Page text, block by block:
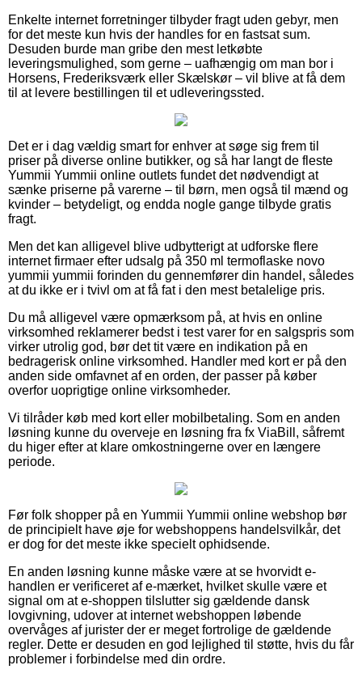
Enkelte internet forretninger tilbyder fragt uden gebyr, men
for det meste kun hvis der handles for en fastsat sum.
Desuden burde man gribe den mest letkøbte
leveringsmulighed, som gerne – uafhængig om man bor i
Horsens, Frederiksværk eller Skælskør – vil blive at få dem
til at levere bestillingen til et udleveringssted.
Det er i dag vældig smart for enhver at søge sig frem til
priser på diverse online butikker, og så har langt de fleste
Yummii Yummii online outlets fundet det nødvendigt at
sænke priserne på varerne – til børn, men også til mænd og
kvinder – betydeligt, og endda nogle gange tilbyde gratis
fragt.
Men det kan alligevel blive udbytterigt at udforske flere
internet firmaer efter udsalg på 350 ml termoflaske novo
yummii yummii forinden du gennemfører din handel, således
at du ikke er i tvivl om at få fat i den mest betalelige pris.
Du må alligevel være opmærksom på, at hvis en online
virksomhed reklamerer bedst i test varer for en salgspris som
virker utrolig god, bør det tit være en indikation på en
bedragerisk online virksomhed. Handler med kort er på den
anden side omfavnet af en orden, der passer på køber
overfor uoprigtige online virksomheder.
Vi tilråder køb med kort eller mobilbetaling. Som en anden
løsning kunne du overveje en løsning fra fx ViaBill, såfremt
du higer efter at klare omkostningerne over en længere
periode.
Før folk shopper på en Yummii Yummii online webshop bør
de principielt have øje for webshoppens handelsvilkår, det
er dog for det meste ikke specielt ophidsende.
En anden løsning kunne måske være at se hvorvidt e-
handlen er verificeret af e-mærket, hvilket skulle være et
signal om at e-shoppen tilslutter sig gældende dansk
lovgivning, udover at internet webshoppen løbende
overvåges af jurister der er meget fortrolige de gældende
regler. Dette er desuden en god lejlighed til støtte, hvis du får
problemer i forbindelse med din ordre.